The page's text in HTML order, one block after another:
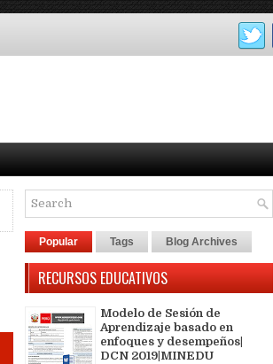
Popular Tags Blog Archives
RECURSOS EDUCATIVOS
Modelo de Sesión de
Aprendizaje basado en
enfoques y desempeños|
DCN 2019|MINEDU